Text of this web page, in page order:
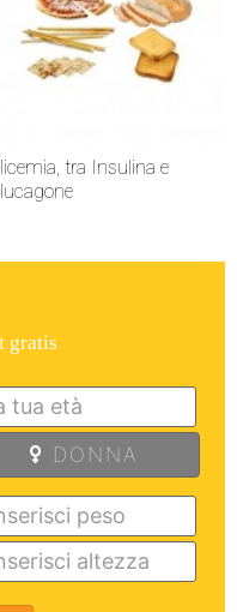
tra Insulina e
gratis
DONNA